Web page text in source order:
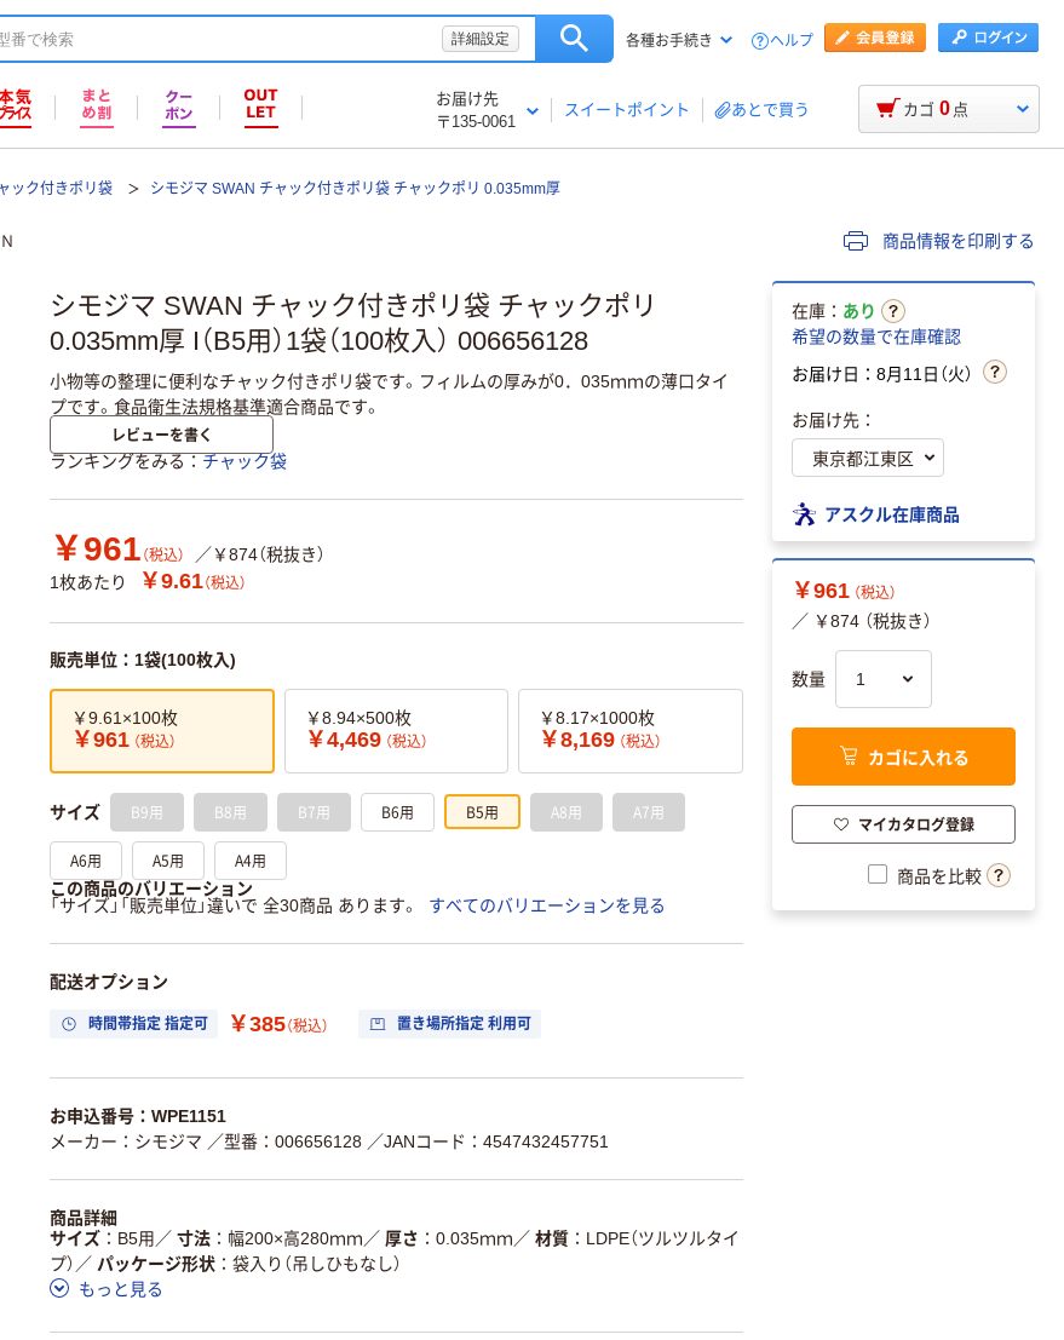
詳細設定 各種お手続き ヘルプ
お届け先
〒135-0061
スイートポイント あとで買う カゴ 0 点
ック付きポリ袋 シモジマ SWAN チャック付きポリ袋 チャックポリ 0.035mm厚
商品情報を印刷する
シモジマ SWAN チャック付きポリ袋 チャックポリ
0.035mm厚 I（B5用）1袋（100枚入） 006656128
小物等の整理に便利なチャック付きポリ袋です。フィルムの厚みが0．035ｍｍの薄口タイ
プです。食品衛生法規格基準適合商品です。
レビューを書く
ランキングをみる チャック袋
￥961 （税込）
／￥874（税抜き）
1枚あたり
￥9.61（税込）
販売単位：1袋(100枚入)
￥9.61×100枚
￥961 （税込）
￥8.94×500枚
￥4,469 （税込）
￥8.17×1000枚
￥8,169 （税込）
サイズ B9用 B8用 B7用 B6用 B5用 A8用 A7用
A6用 A5用 A4用
この商品のバリエーション
「サイズ」「販売単位」違いで 全30商品 あります。
すべてのバリエーションを見る
配送オプション
時間帯指定 指定可 ￥385（税込） 置き場所指定 利用可
お申込番号：WPE1151
メーカー：シモジマ ／型番：006656128 ／JANコード：4547432457751
商品詳細
サイズ
B5用 ／ 寸法 幅200×高280ｍｍ ／ 厚さ 0.035ｍｍ ／ 材質
LDPE（ツルツルタイ
プ） ／ パッケージ形状
袋入り（吊しひもなし）
もっと見る
在庫： あり
希望の数量で在庫確認
お届け日：8月11日（火）
お届け先：
アスクル在庫商品
￥961 （税込）
／ ￥874 （税抜き）
数量
カゴに入れる
マイカタログ登録
商品を比較